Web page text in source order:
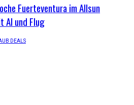
Fuerteventura im Allsun
AI und Flug
DEALS